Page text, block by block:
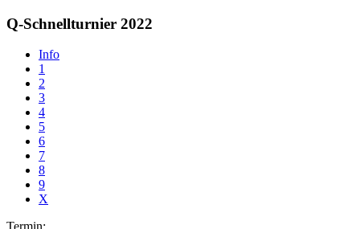
Q-Schnellturnier 2022
Info
1
2
3
4
5
6
7
8
9
X